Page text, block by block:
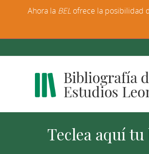
Ahora la BEL ofrece la posibilidad